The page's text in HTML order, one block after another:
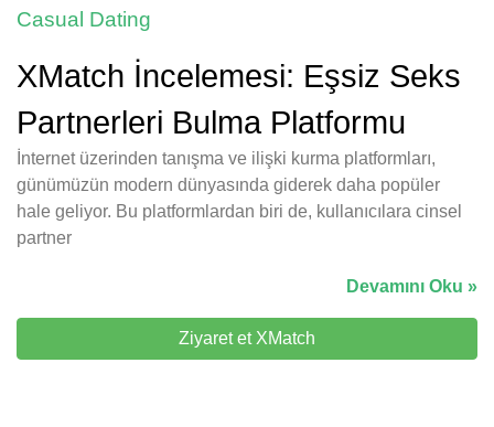
Casual Dating
XMatch İncelemesi: Eşsiz Seks
Partnerleri Bulma Platformu
İnternet üzerinden tanışma ve ilişki kurma platformları,
günümüzün modern dünyasında giderek daha popüler
hale geliyor. Bu platformlardan biri de, kullanıcılara cinsel
partner
Devamını Oku »
Ziyaret et XMatch